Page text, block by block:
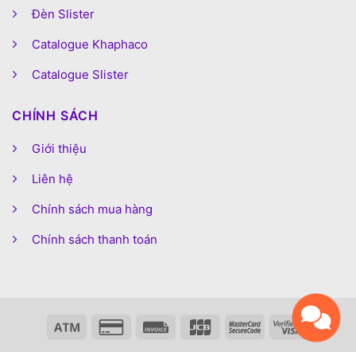
Đèn Slister
Catalogue Khaphaco
Catalogue Slister
CHÍNH SÁCH
Giới thiệu
Liên hệ
Chính sách mua hàng
Chính sách thanh toán